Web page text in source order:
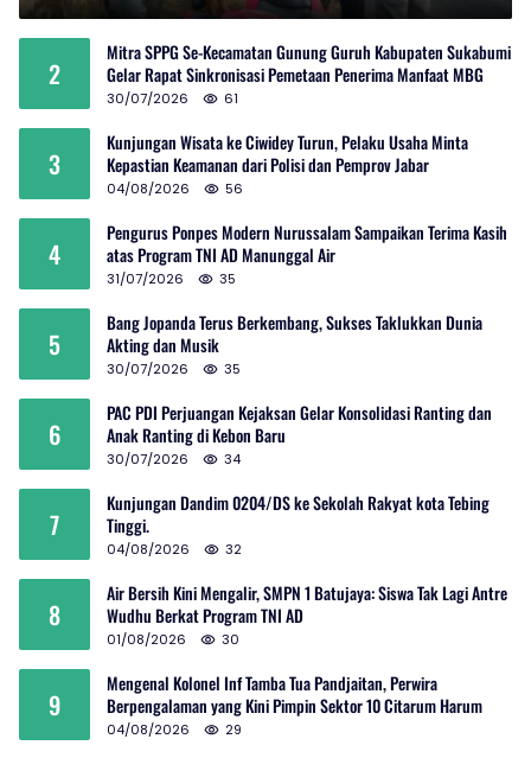
2
Mitra SPPG Se-Kecamatan Gunung Guruh Kabupaten Sukabumi
Gelar Rapat Sinkronisasi Pemetaan Penerima Manfaat MBG
30/07/2026 61
3
Kunjungan Wisata ke Ciwidey Turun, Pelaku Usaha Minta
Kepastian Keamanan dari Polisi dan Pemprov Jabar
04/08/2026 56
4
Pengurus Ponpes Modern Nurussalam Sampaikan Terima Kasih
atas Program TNI AD Manunggal Air
31/07/2026 35
5
Bang Jopanda Terus Berkembang, Sukses Taklukkan Dunia
Akting dan Musik
30/07/2026 35
6
PAC PDI Perjuangan Kejaksan Gelar Konsolidasi Ranting dan
Anak Ranting di Kebon Baru
30/07/2026 34
7
Kunjungan Dandim 0204/DS ke Sekolah Rakyat kota Tebing
Tinggi.
04/08/2026 32
8
Air Bersih Kini Mengalir, SMPN 1 Batujaya: Siswa Tak Lagi Antre
Wudhu Berkat Program TNI AD
01/08/2026 30
9
Mengenal Kolonel Inf Tamba Tua Pandjaitan, Perwira
Berpengalaman yang Kini Pimpin Sektor 10 Citarum Harum
04/08/2026 29